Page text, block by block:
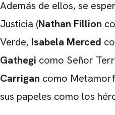
Además de ellos, se
Justicia (Nathan Fillion
Verde, Isabela Merced
Gathegi como Señor
Carrigan como
sus papeles como los